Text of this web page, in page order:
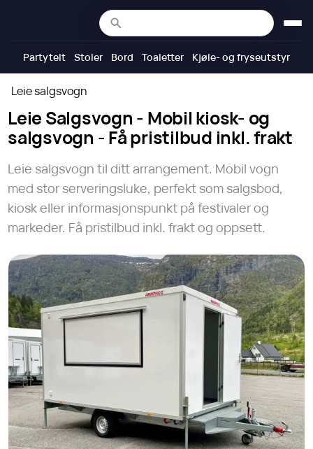
Partytelt Stoler Bord Toaletter Kjøle- og fryseutstyr
Leie salgsvogn
Leie Salgsvogn - Mobil kiosk- og
salgsvogn - Få pristilbud inkl. frakt
Leie salgsvogn til ditt arrangement. Mobil vogn
med stor serveringsluke, perfekt som salgsbod,
kiosk eller informasjonspunkt på festivaler og
markeder. Få pristilbud inkl. frakt og oppsett.